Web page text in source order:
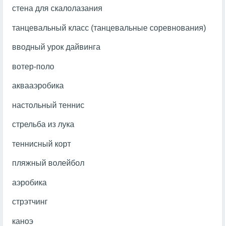
стена для скалолазания
танцевальный класс (танцевальные соревнования)
вводный урок дайвинга
вотер-поло
аквааэробика
настольный теннис
стрельба из лука
теннисный корт
пляжный волейбол
аэробика
стрэтчинг
каноэ